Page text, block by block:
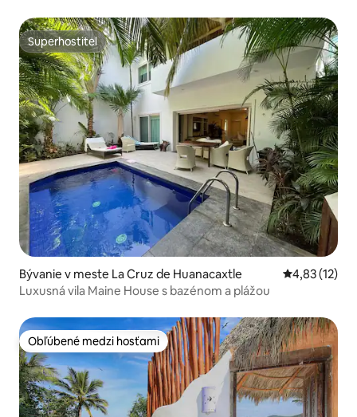
Superhostiteľ
Superhostiteľ
Bývanie v meste La Cruz de Huanacaxtle Priemerné
4,83 (12)
Luxusná vila Maine House s bazénom a plážou
Obľúbené medzi hosťami
Obľúbené medzi hosťami